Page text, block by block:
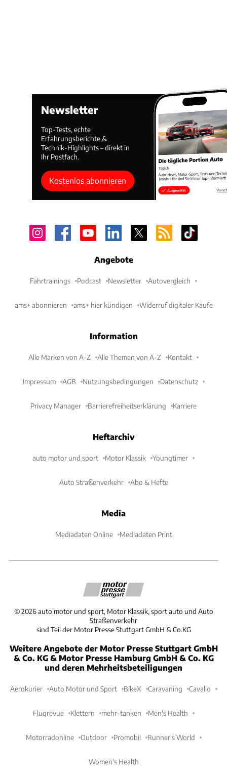
Newsletter
Top-Tests, echte
Erfahrungsberichte &
Technik-Highlights – direkt in
Ihr Postfach.
Kostenlos abonnieren
Angebote
Fahrtrainings Podcast Newsletter Autovergleich
ams+ abonnieren ams+ hier kündigen Widerruf digitaler Käufe
Information
Alle Marken von A-Z Alle Themen von A-Z Kontakt
Impressum AGB Nutzungsbedingungen Datenschutz
Privacy Manager Barrierefreiheitserklärung Karriere
Heftarchiv
auto motor und sport Motor Klassik Youngtimer
Auto Straßenverkehr Abo & Hefte
Media
Mediadaten Online Mediadaten Print
©2026 auto motor und sport, Motor Klassik, sport auto und Auto
Straßenverkehr
sind Teil der Motor Presse Stuttgart GmbH & Co.KG
Weitere Angebote der Motor Presse Stuttgart GmbH
& Co. KG & Motor Presse Hamburg GmbH & Co. KG
und deren Mehrheitsbeteiligungen
Aerokurier Auto Motor und Sport BikeX Caravaning Cavallo
Flugrevue Klettern mehr-tanken Men's Health
Motorradonline Outdoor Promobil Runner's World
Women's Health